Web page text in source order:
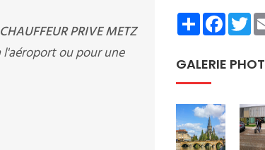
CHAUFFEUR PRIVE METZ
l'aéroport ou pour une
Share
GALERIE